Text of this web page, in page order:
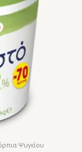
Ψυγείου